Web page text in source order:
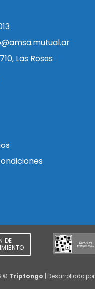
Las Rosas
DE
© Triptongo | Desarrollado por